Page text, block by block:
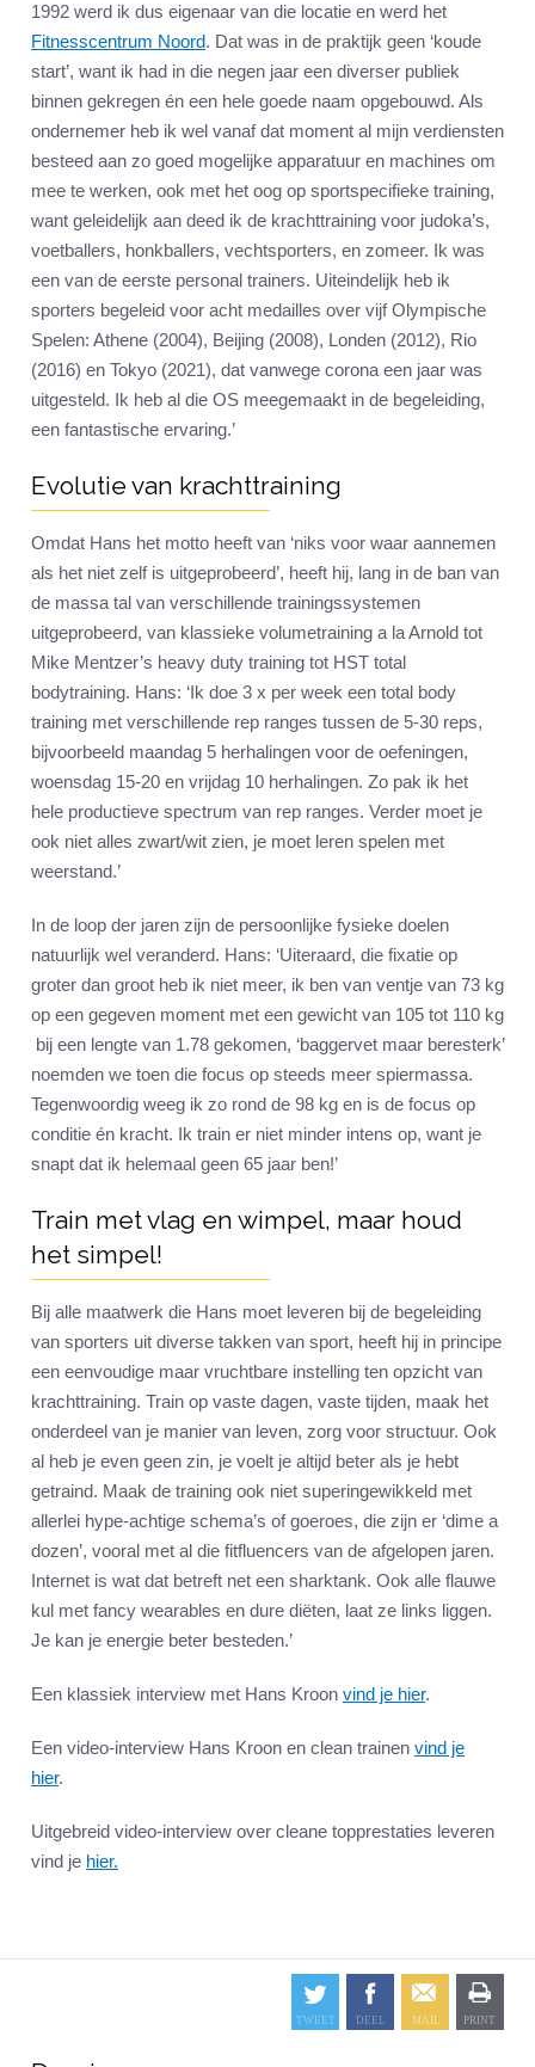
1992 werd ik dus eigenaar van die locatie en werd het
Fitnesscentrum Noord. Dat was in de praktijk geen ‘koude
start’, want ik had in die negen jaar een diverser publiek
binnen gekregen én een hele goede naam opgebouwd. Als
ondernemer heb ik wel vanaf dat moment al mijn verdiensten
besteed aan zo goed mogelijke apparatuur en machines om
mee te werken, ook met het oog op sportspecifieke training,
want geleidelijk aan deed ik de krachttraining voor judoka’s,
voetballers, honkballers, vechtsporters, en zomeer. Ik was
een van de eerste personal trainers. Uiteindelijk heb ik
sporters begeleid voor acht medailles over vijf Olympische
Spelen: Athene (2004), Beijing (2008), Londen (2012), Rio
(2016) en Tokyo (2021), dat vanwege corona een jaar was
uitgesteld. Ik heb al die OS meegemaakt in de begeleiding,
een fantastische ervaring.’
Evolutie van krachttraining
Omdat Hans het motto heeft van ‘niks voor waar aannemen
als het niet zelf is uitgeprobeerd’, heeft hij, lang in de ban van
de massa tal van verschillende trainingssystemen
uitgeprobeerd, van klassieke volumetraining a la Arnold tot
Mike Mentzer’s heavy duty training tot HST total
bodytraining. Hans: ‘Ik doe 3 x per week een total body
training met verschillende rep ranges tussen de 5-30 reps,
bijvoorbeeld maandag 5 herhalingen voor de oefeningen,
woensdag 15-20 en vrijdag 10 herhalingen. Zo pak ik het
hele productieve spectrum van rep ranges. Verder moet je
ook niet alles zwart/wit zien, je moet leren spelen met
weerstand.’
In de loop der jaren zijn de persoonlijke fysieke doelen
natuurlijk wel veranderd. Hans: ‘Uiteraard, die fixatie op
groter dan groot heb ik niet meer, ik ben van ventje van 73 kg
op een gegeven moment met een gewicht van 105 tot 110 kg
bij een lengte van 1.78 gekomen, ‘baggervet maar beresterk’
noemden we toen die focus op steeds meer spiermassa.
Tegenwoordig weeg ik zo rond de 98 kg en is de focus op
conditie én kracht. Ik train er niet minder intens op, want je
snapt dat ik helemaal geen 65 jaar ben!’
Train met vlag en wimpel, maar houd
het simpel!
Bij alle maatwerk die Hans moet leveren bij de begeleiding
van sporters uit diverse takken van sport, heeft hij in principe
een eenvoudige maar vruchtbare instelling ten opzicht van
krachttraining. Train op vaste dagen, vaste tijden, maak het
onderdeel van je manier van leven, zorg voor structuur. Ook
al heb je even geen zin, je voelt je altijd beter als je hebt
getraind. Maak de training ook niet superingewikkeld met
allerlei hype-achtige schema’s of goeroes, die zijn er ‘dime a
dozen’, vooral met al die fitfluencers van de afgelopen jaren.
Internet is wat dat betreft net een sharktank. Ook alle flauwe
kul met fancy wearables en dure diëten, laat ze links liggen.
Je kan je energie beter besteden.’
Een klassiek interview met Hans Kroon vind je hier.
Een video-interview Hans Kroon en clean trainen vind je
hier.
Uitgebreid video-interview over cleane topprestaties leveren
vind je hier.